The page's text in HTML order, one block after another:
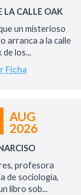
LA CALLE OAK
un misterioso
arranca a la calle
de los...
Ficha
AUG
2026
profesora
de sociología,
libro sob...